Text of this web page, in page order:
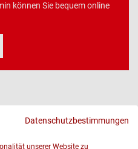
können Sie bequem online
Datenschutzbestimmungen
unserer Website zu